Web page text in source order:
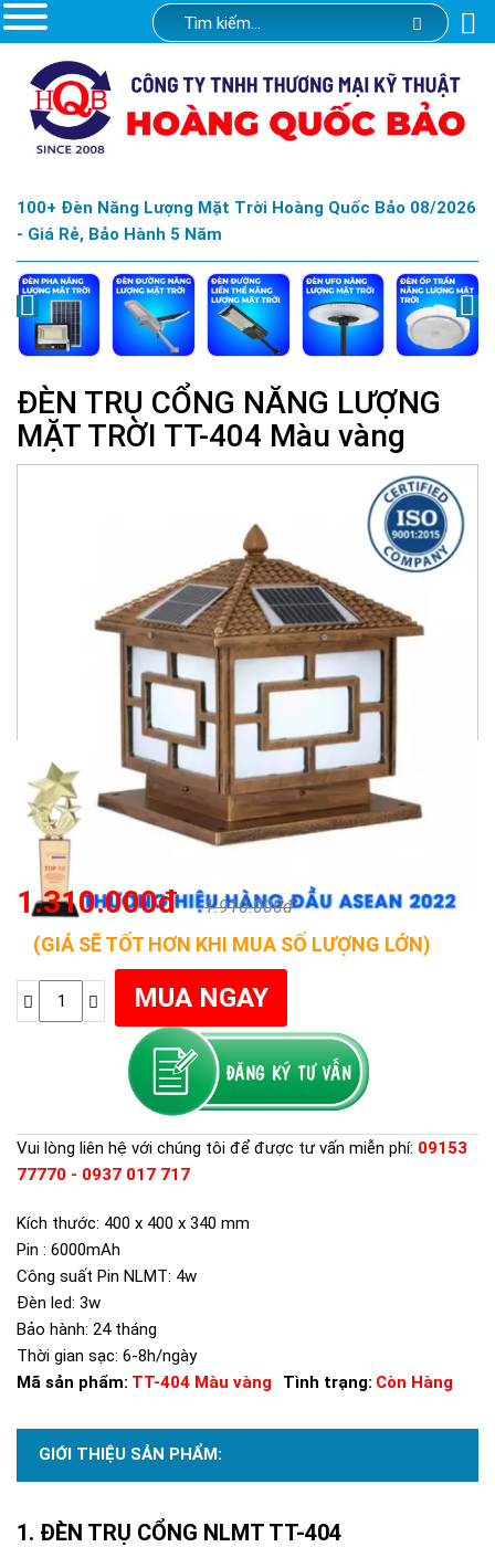
100+ Đèn Năng Lượng Mặt Trời Hoàng Quốc Bảo 08/2026
- Giá Rẻ, Bảo Hành 5 Năm
ĐÈN TRỤ CỔNG NĂNG LƯỢNG
MẶT TRỜI TT-404 Màu vàng
1.310.000đ 1.910.000đ
(GIÁ SẼ TỐT HƠN KHI MUA SỐ LƯỢNG LỚN)
Vui lòng liên hệ với chúng tôi để được tư vấn miễn phí: 09153
77770 - 0937 017 717
Kích thước: 400 x 400 x 340 mm
Pin : 6000mAh
Công suất Pin NLMT: 4w
Đèn led: 3w
Bảo hành: 24 tháng
Thời gian sạc: 6-8h/ngày
Mã sản phẩm: TT-404 Màu vàng Tình trạng: Còn Hàng
GIỚI THIỆU SẢN PHẨM:
ĐÈN TRỤ CỔNG NLMT TT-404